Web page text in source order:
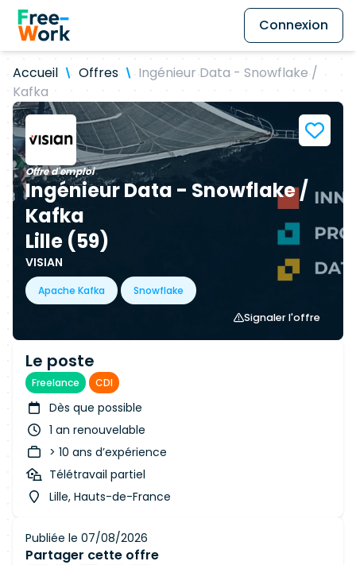
Connexion
Accueil Offres
Ingénieur Data - Snowflake /
Kafka
Offre d'emploi
Ingénieur Data - Snowflake /
Kafka
Lille (59)
VISIAN
Apache Kafka
Snowflake
Signaler l'offre
Le poste
Freelance CDI
Dès que possible
1 an renouvelable
> 10 ans d’expérience
Télétravail partiel
Lille, Hauts-de-France
Publiée le 07/08/2026
Partager cette offre